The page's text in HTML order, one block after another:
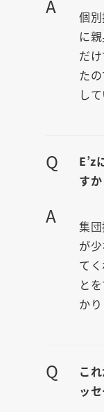
A
個
に
だ
た
し
Q
E’z
すか
A
集
が
て
と
かり
Q
こ
ッ